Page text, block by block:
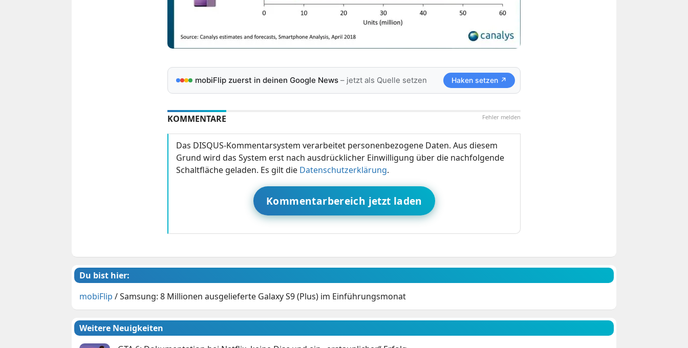
mobiFlip zuerst in deinen Google News– jetzt als Quelle setzen Haken setzen ↗
Fehler melden
KOMMENTARE
Das DISQUS-Kommentarsystem verarbeitet personenbezogene Daten. Aus diesem
Grund wird das System erst nach ausdrücklicher Einwilligung über die nachfolgende
Schaltfläche geladen. Es gilt die Datenschutzerklärung.
Kommentarbereich jetzt laden
Du bist hier:
mobiFlip /Samsung: 8 Millionen ausgelieferte Galaxy S9 (Plus) im Einführungsmonat
Weitere Neuigkeiten